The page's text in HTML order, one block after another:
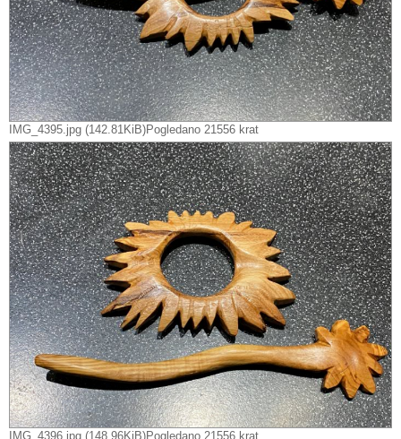
IMG_4395.jpg (142.81KiB)Pogledano 21556 krat
IMG_4396.jpg (148.96KiB)Pogledano 21556 krat